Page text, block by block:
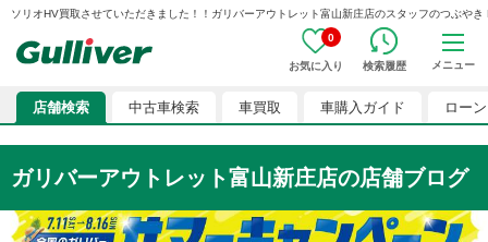
ソリオHV買取させていただきました！！ガリバーアウトレット富山新庄店のスタッフのつぶや
0
お気に入り 検索履歴 メニュー
店舗検索 中古車検索 車買取 車購入ガイド ローン
ガリバーアウトレット富山新庄店の店舗ブログ